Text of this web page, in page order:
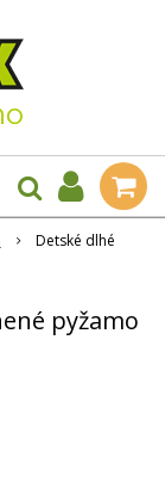
Detské dlhé
pyžamo